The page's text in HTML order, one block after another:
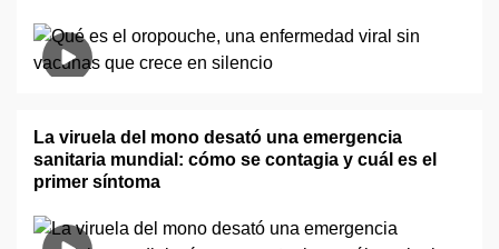
La viruela del mono desató una emergencia
sanitaria mundial: cómo se contagia y cuál es el
primer síntoma